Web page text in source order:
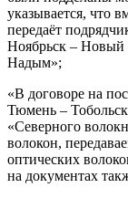
указывается, что
передаёт
Ноябрьск – Новый
Надым»;
«В договоре на
Тюмень –
«Северного
волокон,
оптических
на документах